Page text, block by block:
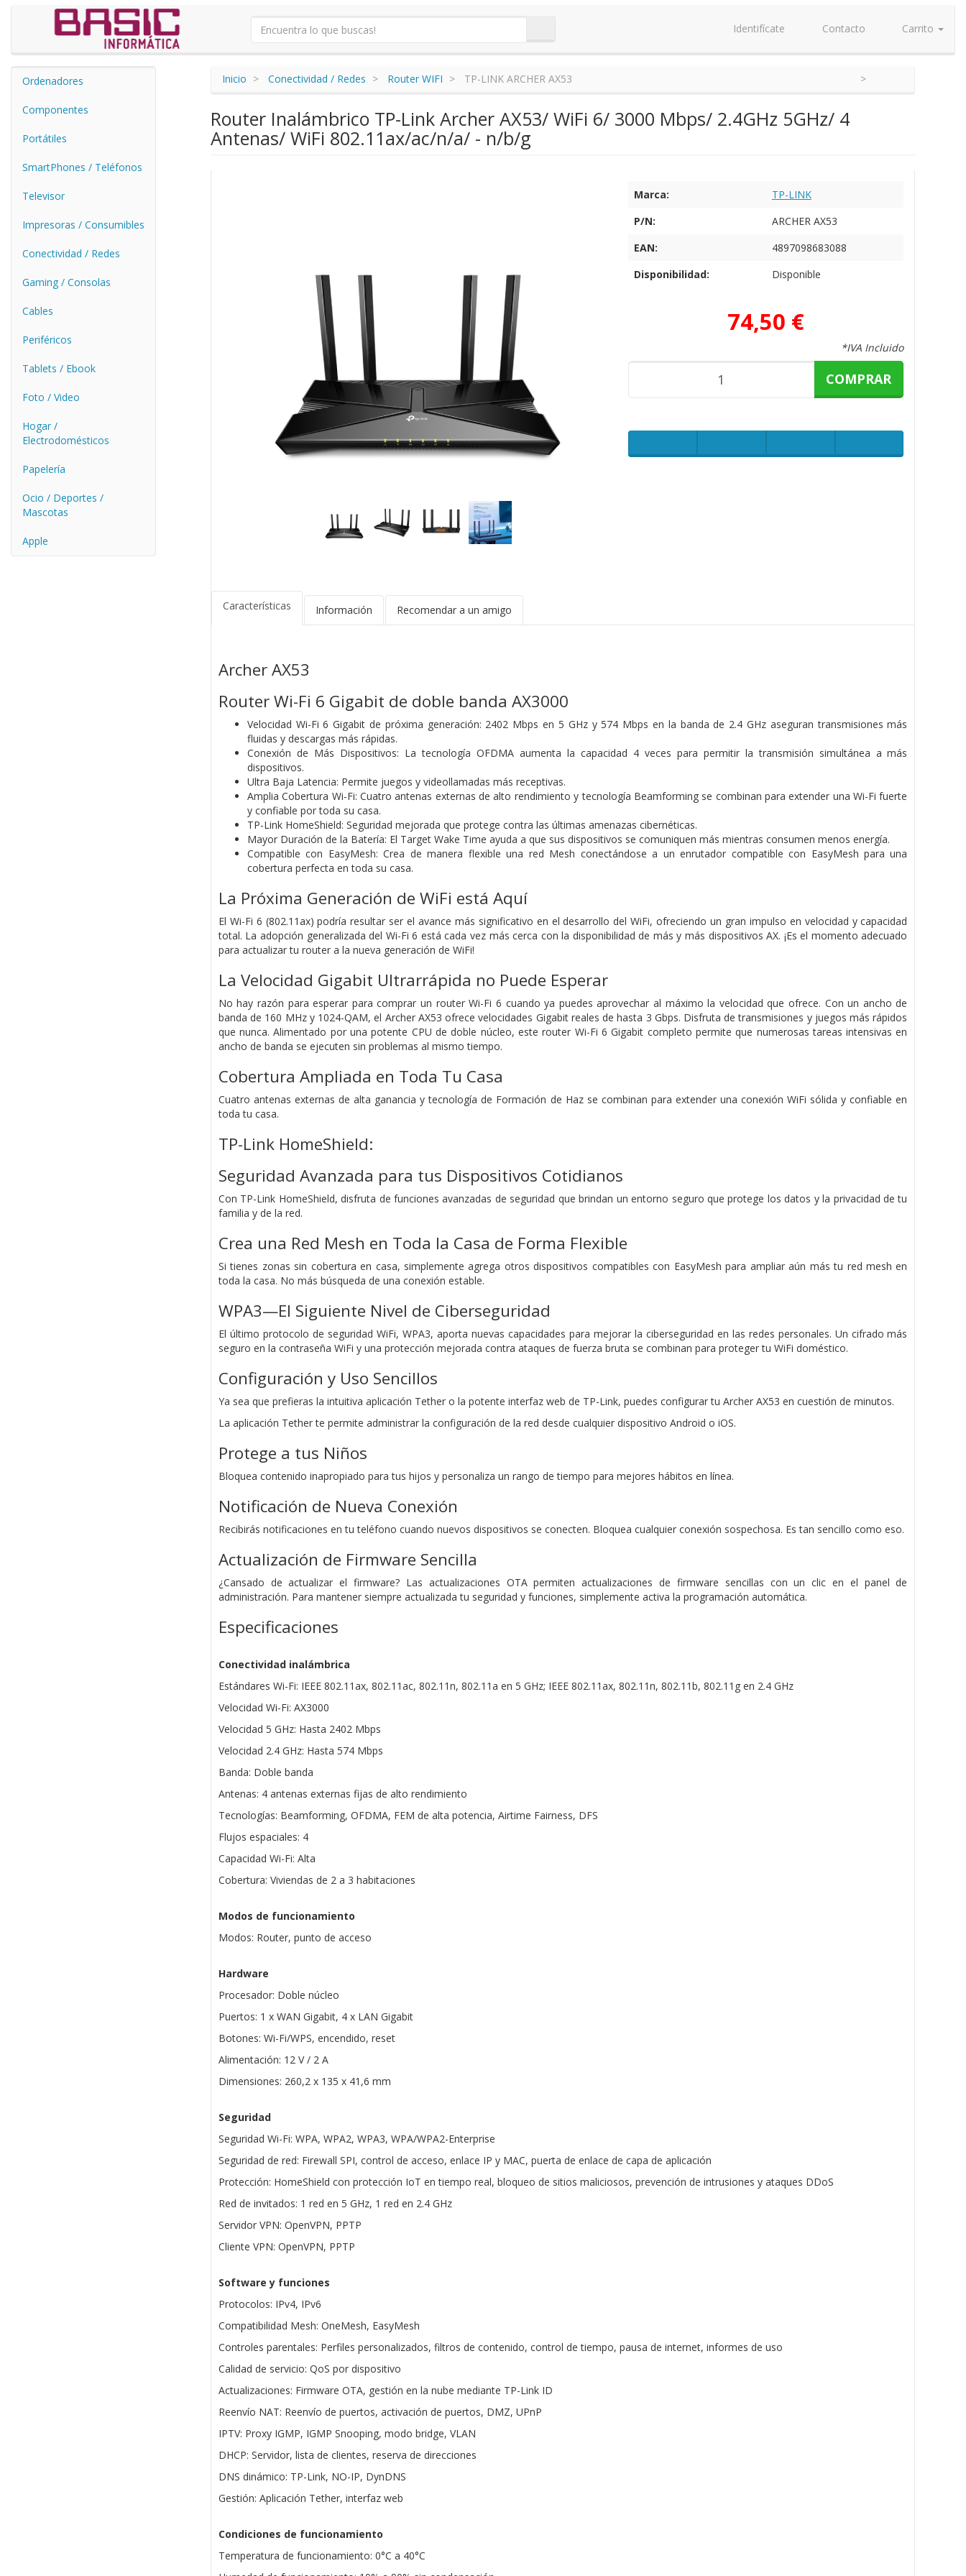
Identifícate Contacto Carrito
Ordenadores
Componentes
Portátiles
SmartPhones / Teléfonos
Televisor
Impresoras / Consumibles
Conectividad / Redes
Gaming / Consolas
Cables
Periféricos
Tablets / Ebook
Foto / Video
Hogar /
Electrodomésticos
Papelería
Ocio / Deportes /
Mascotas
Apple
Inicio Conectividad / Redes Router WIFI TP-LINK ARCHER AX53
Router Inalámbrico TP-Link Archer AX53/ WiFi 6/ 3000 Mbps/ 2.4GHz 5GHz/ 4
Antenas/ WiFi 802.11ax/ac/n/a/ - n/b/g
Marca:
TP-LINK
P/N:
ARCHER AX53
EAN:
4897098683088
Disponibilidad:
Disponible
74,50 €
*IVA Incluido
COMPRAR
Características Información Recomendar a un amigo
Archer AX53
Router Wi-Fi 6 Gigabit de doble banda AX3000
Velocidad Wi-Fi 6 Gigabit de próxima generación: 2402 Mbps en 5 GHz y 574 Mbps en la banda de 2.4 GHz aseguran transmisiones más
fluidas y descargas más rápidas.
Conexión de Más Dispositivos: La tecnología OFDMA aumenta la capacidad 4 veces para permitir la transmisión simultánea a más
dispositivos.
Ultra Baja Latencia: Permite juegos y videollamadas más receptivas.
Amplia Cobertura Wi-Fi: Cuatro antenas externas de alto rendimiento y tecnología Beamforming se combinan para extender una Wi-Fi fuerte
y confiable por toda su casa.
TP-Link HomeShield: Seguridad mejorada que protege contra las últimas amenazas cibernéticas.
Mayor Duración de la Batería: El Target Wake Time ayuda a que sus dispositivos se comuniquen más mientras consumen menos energía.
Compatible con EasyMesh: Crea de manera flexible una red Mesh conectándose a un enrutador compatible con EasyMesh para una
cobertura perfecta en toda su casa.
La Próxima Generación de WiFi está Aquí
El Wi-Fi 6 (802.11ax) podría resultar ser el avance más significativo en el desarrollo del WiFi, ofreciendo un gran impulso en velocidad y capacidad
total. La adopción generalizada del Wi-Fi 6 está cada vez más cerca con la disponibilidad de más y más dispositivos AX. ¡Es el momento adecuado
para actualizar tu router a la nueva generación de WiFi!
La Velocidad Gigabit Ultrarrápida no Puede Esperar
No hay razón para esperar para comprar un router Wi-Fi 6 cuando ya puedes aprovechar al máximo la velocidad que ofrece. Con un ancho de
banda de 160 MHz y 1024-QAM, el Archer AX53 ofrece velocidades Gigabit reales de hasta 3 Gbps. Disfruta de transmisiones y juegos más rápidos
que nunca. Alimentado por una potente CPU de doble núcleo, este router Wi-Fi 6 Gigabit completo permite que numerosas tareas intensivas en
ancho de banda se ejecuten sin problemas al mismo tiempo.
Cobertura Ampliada en Toda Tu Casa
Cuatro antenas externas de alta ganancia y tecnología de Formación de Haz se combinan para extender una conexión WiFi sólida y confiable en
toda tu casa.
TP-Link HomeShield:
Seguridad Avanzada para tus Dispositivos Cotidianos
Con TP-Link HomeShield, disfruta de funciones avanzadas de seguridad que brindan un entorno seguro que protege los datos y la privacidad de tu
familia y de la red.
Crea una Red Mesh en Toda la Casa de Forma Flexible
Si tienes zonas sin cobertura en casa, simplemente agrega otros dispositivos compatibles con EasyMesh para ampliar aún más tu red mesh en
toda la casa. No más búsqueda de una conexión estable.
WPA3—El Siguiente Nivel de Ciberseguridad
El último protocolo de seguridad WiFi, WPA3, aporta nuevas capacidades para mejorar la ciberseguridad en las redes personales. Un cifrado más
seguro en la contraseña WiFi y una protección mejorada contra ataques de fuerza bruta se combinan para proteger tu WiFi doméstico.
Configuración y Uso Sencillos
Ya sea que prefieras la intuitiva aplicación Tether o la potente interfaz web de TP-Link, puedes configurar tu Archer AX53 en cuestión de minutos.
La aplicación Tether te permite administrar la configuración de la red desde cualquier dispositivo Android o iOS.
Protege a tus Niños
Bloquea contenido inapropiado para tus hijos y personaliza un rango de tiempo para mejores hábitos en línea.
Notificación de Nueva Conexión
Recibirás notificaciones en tu teléfono cuando nuevos dispositivos se conecten. Bloquea cualquier conexión sospechosa. Es tan sencillo como eso.
Actualización de Firmware Sencilla
¿Cansado de actualizar el firmware? Las actualizaciones OTA permiten actualizaciones de firmware sencillas con un clic en el panel de
administración. Para mantener siempre actualizada tu seguridad y funciones, simplemente activa la programación automática.
Especificaciones
Conectividad inalámbrica
Estándares Wi-Fi: IEEE 802.11ax, 802.11ac, 802.11n, 802.11a en 5 GHz; IEEE 802.11ax, 802.11n, 802.11b, 802.11g en 2.4 GHz
Velocidad Wi-Fi: AX3000
Velocidad 5 GHz: Hasta 2402 Mbps
Velocidad 2.4 GHz: Hasta 574 Mbps
Banda: Doble banda
Antenas: 4 antenas externas fijas de alto rendimiento
Tecnologías: Beamforming, OFDMA, FEM de alta potencia, Airtime Fairness, DFS
Flujos espaciales: 4
Capacidad Wi-Fi: Alta
Cobertura: Viviendas de 2 a 3 habitaciones
Modos de funcionamiento
Modos: Router, punto de acceso
Hardware
Procesador: Doble núcleo
Puertos: 1 x WAN Gigabit, 4 x LAN Gigabit
Botones: Wi-Fi/WPS, encendido, reset
Alimentación: 12 V / 2 A
Dimensiones: 260,2 x 135 x 41,6 mm
Seguridad
Seguridad Wi-Fi: WPA, WPA2, WPA3, WPA/WPA2-Enterprise
Seguridad de red: Firewall SPI, control de acceso, enlace IP y MAC, puerta de enlace de capa de aplicación
Protección: HomeShield con protección IoT en tiempo real, bloqueo de sitios maliciosos, prevención de intrusiones y ataques DDoS
Red de invitados: 1 red en 5 GHz, 1 red en 2.4 GHz
Servidor VPN: OpenVPN, PPTP
Cliente VPN: OpenVPN, PPTP
Software y funciones
Protocolos: IPv4, IPv6
Compatibilidad Mesh: OneMesh, EasyMesh
Controles parentales: Perfiles personalizados, filtros de contenido, control de tiempo, pausa de internet, informes de uso
Calidad de servicio: QoS por dispositivo
Actualizaciones: Firmware OTA, gestión en la nube mediante TP-Link ID
Reenvío NAT: Reenvío de puertos, activación de puertos, DMZ, UPnP
IPTV: Proxy IGMP, IGMP Snooping, modo bridge, VLAN
DHCP: Servidor, lista de clientes, reserva de direcciones
DNS dinámico: TP-Link, NO-IP, DynDNS
Gestión: Aplicación Tether, interfaz web
Condiciones de funcionamiento
Temperatura de funcionamiento: 0°C a 40°C